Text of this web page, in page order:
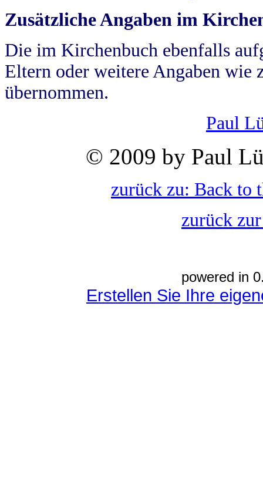
Zusätzliche Angaben im
Die im Kirchenbuch ebenfalls
Eltern oder weitere Angaben wie
übernommen.
Paul
© 2009 by Paul
zurück zu: Back to
zurück
powered in
Erstellen Sie Ihre